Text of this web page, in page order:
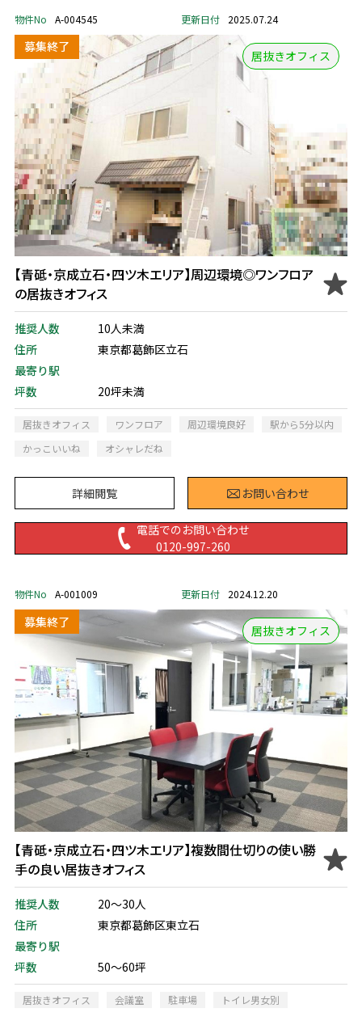
物件No A-004545 更新日付 2025.07.24
居抜きオフィス
【青砥・京成立石・四ツ木エリア】周辺環境◎ワンフロア
の居抜きオフィス
推奨人数
10人未満
住所
東京都葛飾区立石
最寄り駅
坪数
20坪未満
居抜きオフィス ワンフロア 周辺環境良好
駅から5分以内
かっこいいね
オシャレだね
詳細閲覧 お問い合わせ
電話でのお問い合わせ
0120-997-260
物件No A-001009 更新日付 2024.12.20
居抜きオフィス
【青砥・京成立石・四ツ木エリア】複数間仕切りの使い勝
手の良い居抜きオフィス
推奨人数
20～30人
住所
東京都葛飾区東立石
最寄り駅
坪数
50～60坪
居抜きオフィス 会議室 駐車場 トイレ男女別